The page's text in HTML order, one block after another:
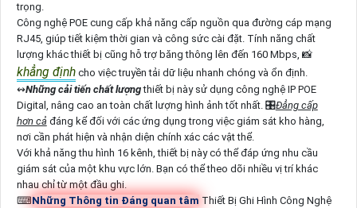
trọng.
Công nghệ POE cung cấp khả năng cấp nguồn qua đường cáp mạng
RJ45, giúp tiết kiệm thời gian và công sức cài đặt. Tính năng chất
lượng khác thiết bị cũng hỗ trợ băng thông lên đến 160 Mbps, 📸
khẳng địnhcho việc truyền tải dữ liệu nhanh chóng và ổn định.
↭Những cải tiến chất lượngthiết bị này sử dụng công nghệ IP POE
Digital, nâng cao an toàn chất lượng hình ảnh tốt nhất. 🎛Đẳng cấp
hơn cả đáng kể đối với các ứng dụng trong việc giám sát kho hàng,
nơi cần phát hiện và nhận diện chính xác các vật thể.
Với khả năng thu hình 16 kênh, thiết bị này có thể đáp ứng nhu cầu
giám sát của một khu vực lớn. Bạn có thể theo dõi nhiều vị trí khác
nhau chỉ từ một đầu ghi.
⌨Những Thông tin Đáng quan tâm Thiết Bị Ghi Hình Công Nghệ